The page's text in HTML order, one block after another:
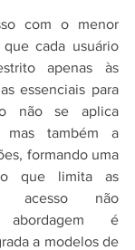
com o menor
cada usuário
apenas às
essenciais para
não se aplica
mas também a
formando uma
que limita as
acesso não
abordagem é
a modelos de